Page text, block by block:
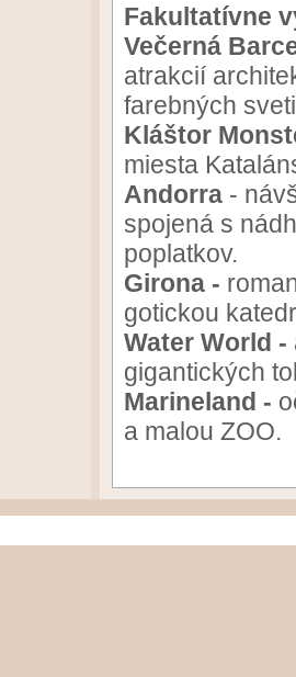
Fakultatívne
Večerná
atrakcií
farebných
Kláštor
miesta
Andorra -
spojená s
poplatkov.
Girona -
gotickou
Water World -
gigantických
Marineland -
a malou ZOO.